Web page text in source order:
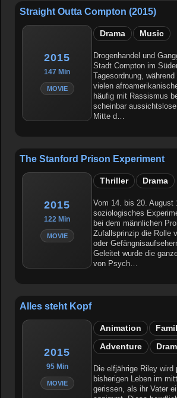
Straight Outta Compton (2015)
2015
147 Min
MOVIE
Drama Music
Drogenhandel und
Stadt Compton im
Tagesordnung,
vielen
häufig mit Rassismus
scheinbar
Mitte d…
The Stanford Prison Experiment
2015
122 Min
MOVIE
Thriller Drama
Vom 14. bis 20. August
soziologisches
bei dem männlichen
Zufallsprinzip die Rolle
oder
Geleitet wurde die
von Psych…
Alles steht Kopf
2015
95 Min
MOVIE
Animation
Adventure
Die elfjährige Riley
bisherigen Leben im
gerissen, als ihr Vater